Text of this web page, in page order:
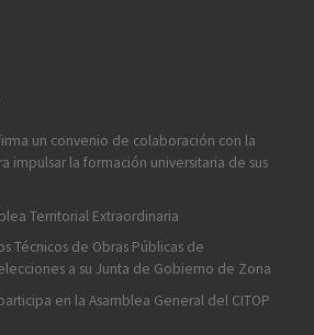
un convenio de colaboración con la
impulsar la formación universitaria de sus
Territorial Extraordinaria
Técnicos de Obras Públicas de
a su Junta de Gobierno de Zona
en la Asamblea General del CITOP